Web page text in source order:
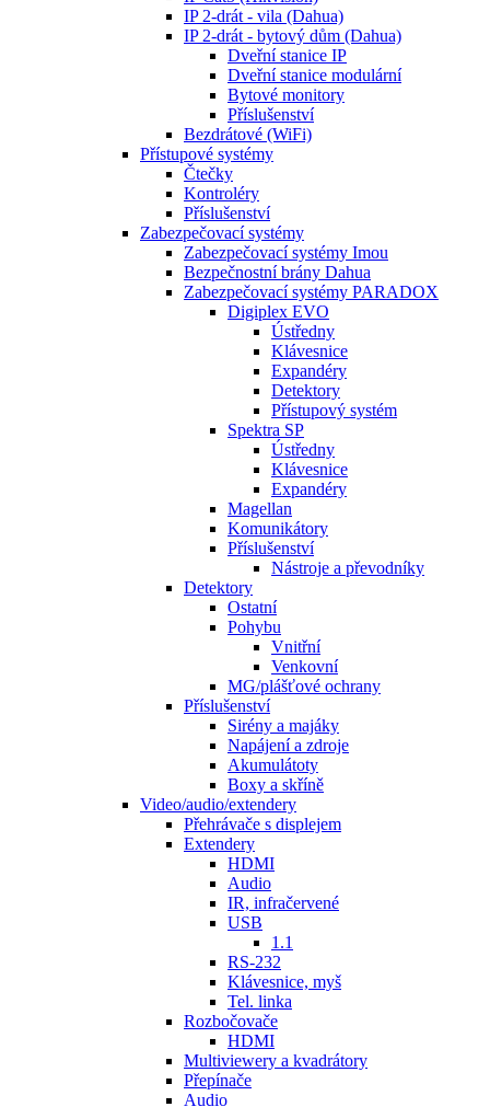
IP 2-drát - vila (Dahua)
IP 2-drát - bytový dům (Dahua)
Dveřní stanice IP
Dveřní stanice modulární
Bytové monitory
Příslušenství
Bezdrátové (WiFi)
Přístupové systémy
Čtečky
Kontroléry
Příslušenství
Zabezpečovací systémy
Zabezpečovací systémy Imou
Bezpečnostní brány Dahua
Zabezpečovací systémy PARADOX
Digiplex EVO
Ústředny
Klávesnice
Expandéry
Detektory
Přístupový systém
Spektra SP
Ústředny
Klávesnice
Expandéry
Magellan
Komunikátory
Příslušenství
Nástroje a převodníky
Detektory
Ostatní
Pohybu
Vnitřní
Venkovní
MG/plášťové ochrany
Příslušenství
Sirény a majáky
Napájení a zdroje
Akumulátoty
Boxy a skříně
Video/audio/extendery
Přehrávače s displejem
Extendery
HDMI
Audio
IR, infračervené
USB
1.1
RS-232
Klávesnice, myš
Tel. linka
Rozbočovače
HDMI
Multiviewery a kvadrátory
Přepínače
Audio